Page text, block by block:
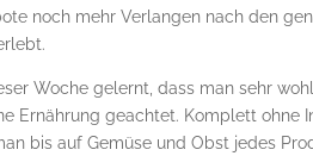
noch mehr Verlangen nach den
Woche gelernt, dass man sehr
Ernährung geachtet. Komplett ohne
bis auf Gemüse und Obst jedes